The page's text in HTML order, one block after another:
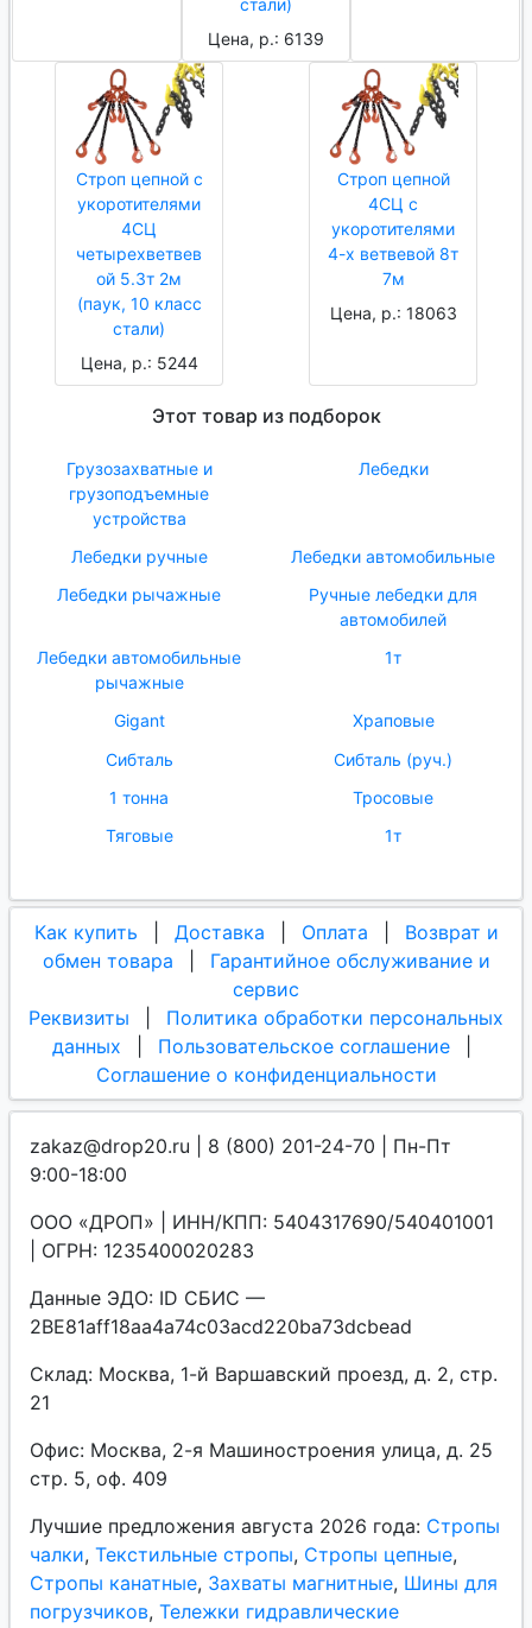
стали)
Цена, р.: 6139
Строп цепной с
укоротителями
4СЦ
четырехветвев
ой 5.3т 2м
(паук, 10 класс
стали)
Цена, р.: 5244
Строп цепной
4СЦ с
укоротителями
4-х ветвевой 8т
7м
Цена, р.: 18063
Этот товар из подборок
Грузозахватные и
грузоподъемные
устройства
Лебедки
Лебедки ручные
Лебедки автомобильные
Лебедки рычажные
Ручные лебедки для
автомобилей
Лебедки автомобильные
рычажные
1т
Gigant
Храповые
Сибталь
Сибталь (руч.)
1 тонна
Тросовые
Тяговые
1т
Как купить Доставка Оплата
Возврат и
обмен товара
Гарантийное обслуживание и
сервис
Реквизиты
Политика обработки персональных
данных
Пользовательское соглашение
Соглашение о конфиденциальности
zakaz@drop20.ru | 8 (800) 201-24-70 | Пн-Пт
9:00-18:00
ООО «ДРОП» | ИНН/КПП: 5404317690/540401001
| ОГРН: 1235400020283
Данные ЭДО: ID СБИС —
2BE81aff18aa4a74c03acd220ba73dcbead
Склад: Москва, 1-й Варшавский проезд, д. 2, стр.
21
Офис: Москва, 2-я Машиностроения улица, д. 25
стр. 5, оф. 409
Лучшие предложения августа 2026 года: Стропы
чалки, Текстильные стропы, Стропы цепные,
Стропы канатные, Захваты магнитные, Шины для
погрузчиков, Тележки гидравлические